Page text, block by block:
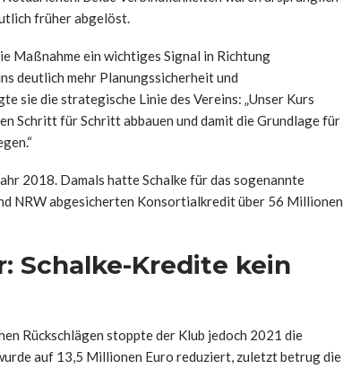
früher abgelöst.
Maßnahme ein wichtiges Signal in Richtung
deutlich mehr Planungssicherheit und
sie die strategische Linie des Vereins: „Unser Kurs
Schritt für Schritt abbauen und damit die Grundlage für
2018. Damals hatte Schalke für das sogenannte
NRW abgesicherten Konsortialkredit über 56 Millionen
Schalke-Kredite kein
Rückschlägen stoppte der Klub jedoch 2021 die
auf 13,5 Millionen Euro reduziert, zuletzt betrug die